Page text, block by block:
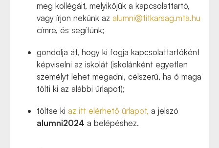
meg kollégáit, melyikőjük a kapcsolattartó,
vagy írjon nekünk az alumni@titkarsag.mta.hu
címre, és segítünk;
gondolja át, hogy ki fogja kapcsolattartóként
képviselni az iskolát (iskolánként egyetlen
személyt lehet megadni, célszerű, ha ő maga
tölti ki az alábbi űrlapot);
töltse ki az itt elérhető űrlapot, a jelszó
alumni2024 a belépéshez.